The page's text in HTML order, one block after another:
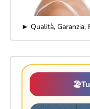
► Qualità, Garanzia,
🏖️